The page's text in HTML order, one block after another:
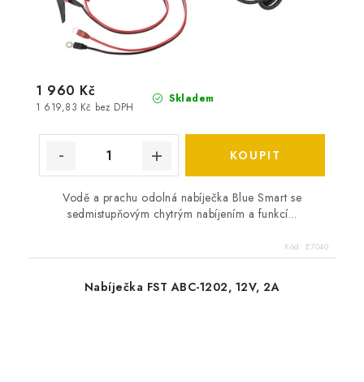
Skladem
1 619,83 Kč bez DPH
1 960 Kč
Vodě a prachu odolná nabíječka Blue Smart se
sedmistupňovým chytrým nabíjením a funkcí...
Kód: E7040
Nabíječka FST ABC-1202, 12V, 2A